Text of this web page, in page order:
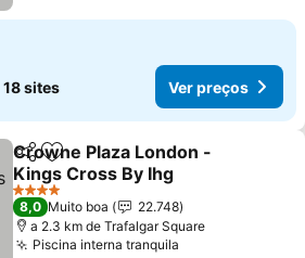
18 sites Ver preços
PartilharAdicionar aos favoritos
Crowne Plaza London -
Kings Cross By Ihg
Ver preços
4 Estrelas
8,0 Muito boa
22.748
a 2.3 km de Trafalgar Square
Piscina interna tranquila